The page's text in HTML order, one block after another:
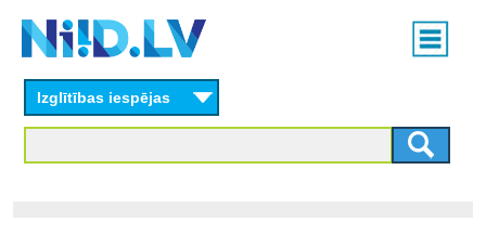
content
Main
menu
Izglītības iespējas